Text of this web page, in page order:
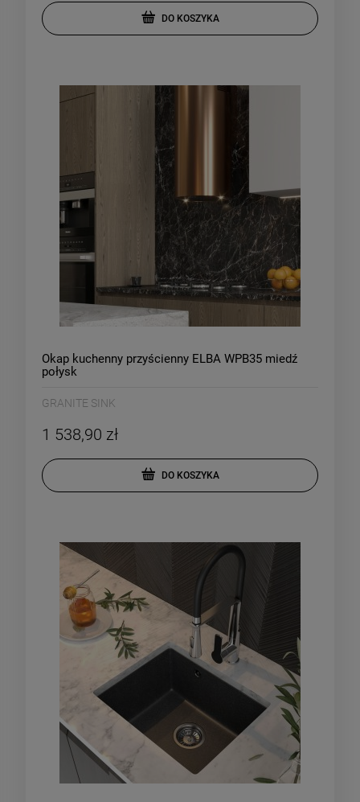
DO KOSZYKA
Okap kuchenny przyścienny ELBA WPB35 miedź
połysk
GRANITE SINK
1 538,90 zł
DO KOSZYKA